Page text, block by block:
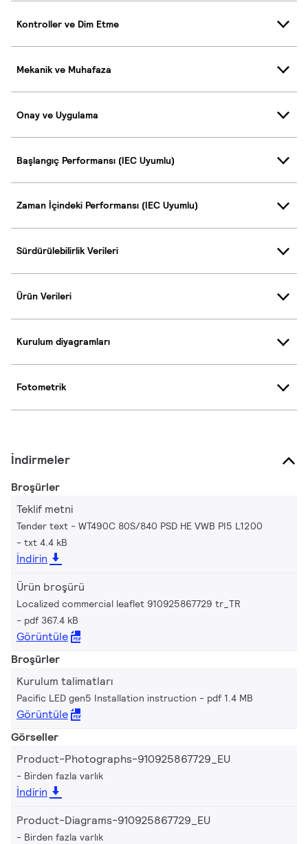
Kontroller ve Dim Etme
Mekanik ve Muhafaza
Onay ve Uygulama
Başlangıç Performansı (IEC Uyumlu)
Zaman İçindeki Performansı (IEC Uyumlu)
Sürdürülebilirlik Verileri
Ürün Verileri
Kurulum diyagramları
Fotometrik
İndirmeler
Broşürler
Teklif metni
Tender text - WT490C 80S/840 PSD HE VWB PI5 L1200
txt 4.4 kB
İndirin
Ürün broşürü
Localized commercial leaflet 910925867729 tr_TR
pdf 367.4 kB
Görüntüle
Broşürler
Kurulum talimatları
Pacific LED gen5 Installation instruction pdf 1.4 MB
Görüntüle
Görseller
Product-Photographs-910925867729_EU
Birden fazla varlık
İndirin
Product-Diagrams-910925867729_EU
Birden fazla varlık